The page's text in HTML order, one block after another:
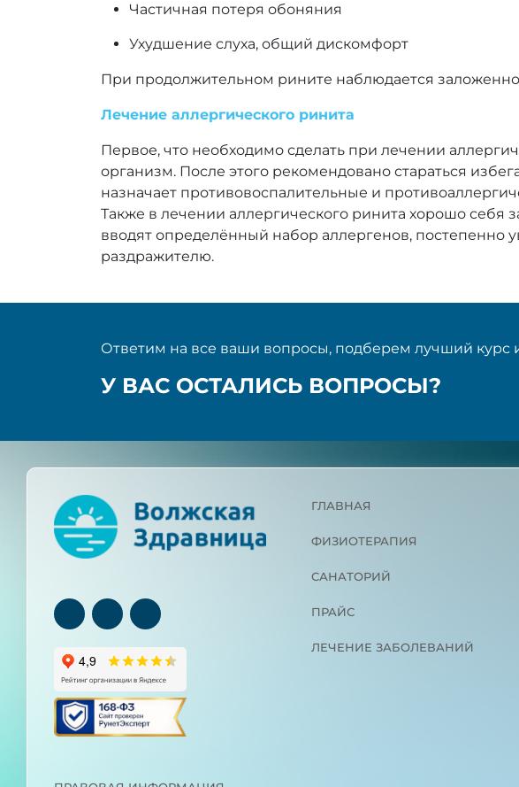
Частичная потеря обоняния
Ухудшение слуха, общий дискомфорт
При продолжительном рините наблюдается
Лечение аллергического ринита
Первое, что необходимо сделать при лечении
организм. После этого рекомендовано стараться
назначает противовоспалительные и
Также в лечении аллергического ринита хорошо
вводят определённый набор аллергенов,
раздражителю.
Ответим на все ваши вопросы, подберем лучший курс
У ВАС ОСТАЛИСЬ ВОПРОСЫ?
ГЛАВНАЯ
ФИЗИОТЕРАПИЯ
САНАТОРИЙ
ПРАЙС
ЛЕЧЕНИЕ ЗАБОЛЕВАНИЙ